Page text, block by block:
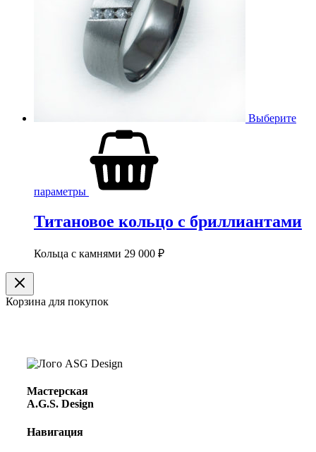
Выберите
параметры
Титановое кольцо с бриллиантами
Кольца с камнями 29 000 ₽
Корзина для покупок
Мастерская
A.G.S. Design
Навигация